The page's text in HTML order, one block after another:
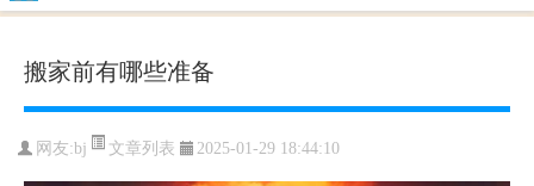
搬家前有哪些准备
网友:bj 文章列表 2025-01-29 18:44:10